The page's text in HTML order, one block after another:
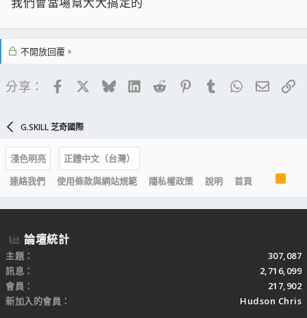
不開放回覆。
分享： FacebookBlueskyLinkedIn
Reddit PinterestTumblrWhatsApp
電子
G.SKILL 芝奇國際
淺色明亮
正體中文（台灣）
連絡我們
使用條款與網站規範 隱私權政策 說明 首頁
R
S
S
論壇統計
主題
307,087
訊息
2,716,099
會員
217,902
新加入的會員
Hudson Chris